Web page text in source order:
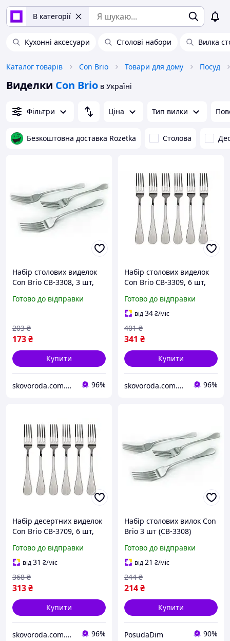
В категорії
Кухонні аксесуари Столові набори Вилка
Каталог товарів Con Brio Товари для дому Посуд
Виделки Con Brio в Україні
Фільтри Ціна Тип вилки
Безкоштовна доставка Rozetka Столова
Набір столових виделок
Con Brio CB-3308, 3 шт,
столові прибори
Готово до відправки
173₴
203 ₴
Купити
skovoroda.com.ua – все для кухні та дому 96%
Набір столових виделок
Con Brio CB-3309, 6 шт,
столові прибори
Готово до відправки
від34₴/міс
341 ₴
401 ₴
Купити
skovoroda.com.ua – все для кухні та дому 96%
Набір десертних виделок
Con Brio CB-3709, 6 шт,
столові прибори
Готово до відправки
від31 ₴/міс
313₴
368 ₴
Купити
skovoroda.com.ua – все для кухні та дому 96%
Набір столових вилок Con
Brio 3 шт (CB-3308)
Готово до відправки
від21 ₴/міс
214₴
244 ₴
Купити
PosudaDim 90%